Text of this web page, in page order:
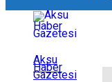
Aksu
Haber
Gazetesi